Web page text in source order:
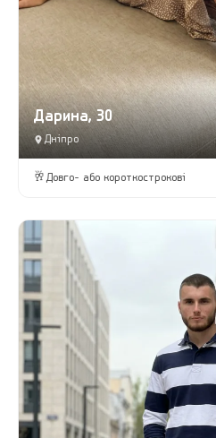
Дарина, 30
Дніпро
🥂 Довго- або короткострокові